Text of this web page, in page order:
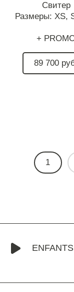
Свитер
Размеры: XS,
+
89 700
1